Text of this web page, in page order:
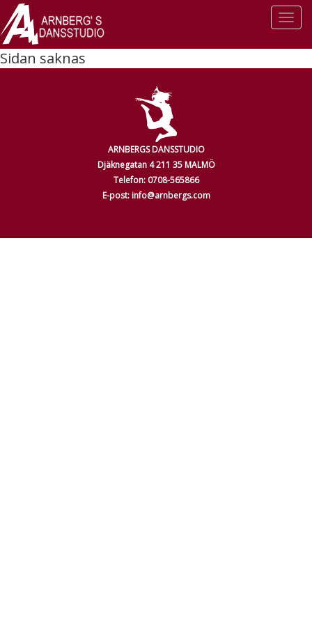
Sidan saknas
ARNBERGS DANSSTUDIO
Djäknegatan 4 211 35 MALMÖ
Telefon: 0708-565866
E-post: info@arnbergs.com